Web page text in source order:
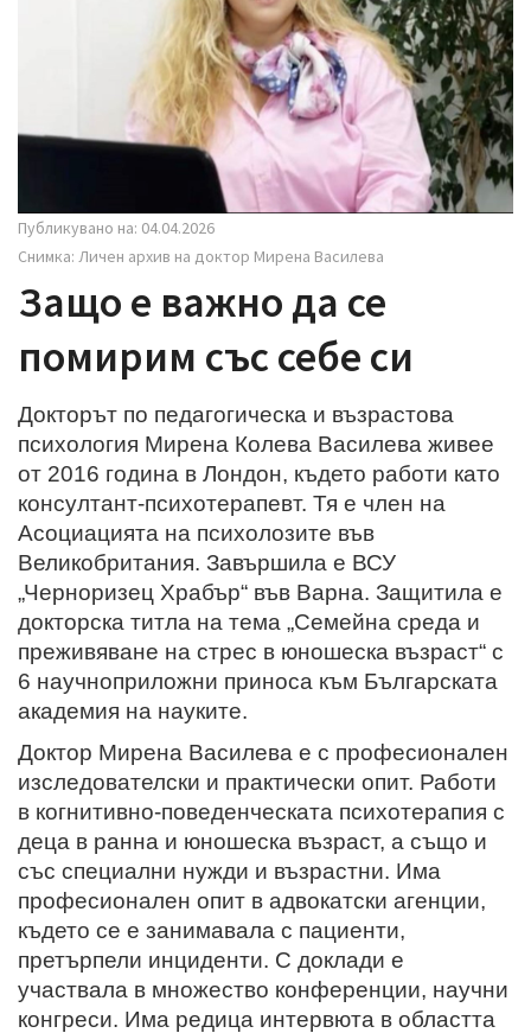
i
Публикувано на: 04.04.2026
Снимка: Личен архив на доктор Мирена Василева
Защо е важно да се
помирим със себе си
Докторът по педагогическа и възрастова
психология Мирена Колева Василева живее
от 2016 година в Лондон, където работи като
консултант-психотерапевт. Тя е член на
Асоциацията на психолозите във
Великобритания. Завършила е ВСУ
„Черноризец Храбър“ във Варна. Защитила е
докторска титла на тема „Семейна среда и
преживяване на стрес в юношеска възраст“ с
6 научноприложни приноса към Българската
академия на науките.
Доктор Мирена Василева е с професионален
изследователски и практически опит. Работи
в когнитивно-поведенческата психотерапия с
деца в ранна и юношеска възраст, а също и
със специални нужди и възрастни. Има
професионален опит в адвокатски агенции,
където се е занимавала с пациенти,
претърпели инциденти. С доклади е
участвала в множество конференции, научни
конгреси. Има редица интервюта в областта